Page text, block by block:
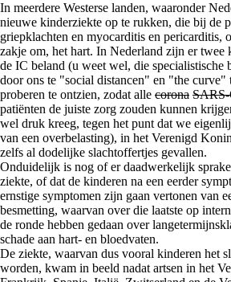
In meerdere Westerse landen, waaronder
nieuwe kinderziekte op te rukken, die bij de
griepklachten en myocarditis en pericarditis,
zakje om, het hart. In Nederland zijn er twee
de IC beland (u weet wel, die specialistische
door ons te "social distancen" en "the curve"
proberen te ontzien, zodat alle corona
patiënten de juiste zorg zouden kunnen
wel druk kreeg, tegen het punt dat we
van een overbelasting), in het Verenigd
zelfs al dodelijke slachtoffertjes gevallen.
Onduidelijk is nog of er daadwerkelijk
ziekte, of dat de kinderen na een eerder
ernstige symptomen zijn gaan vertonen van
besmetting, waarvan over die laatste op
de ronde hebben gedaan over
schade aan hart- en bloedvaten.
De ziekte, waarvan dus vooral kinderen het
worden, kwam in beeld nadat artsen in het